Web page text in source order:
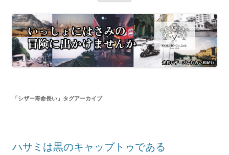
「シザー寿命長い 」タグアーカイブ
ハサミは黒のキャップトゥである